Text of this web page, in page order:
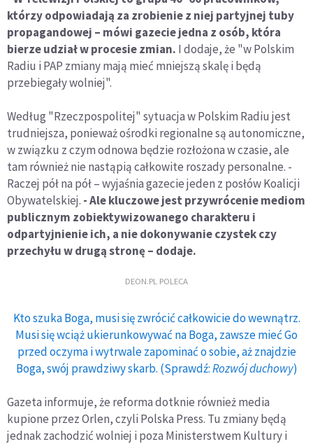
którzy odpowiadają za zrobienie z niej partyjnej tuby
propagandowej – mówi gazecie jedna z osób, która
bierze udział w procesie zmian. I dodaje, że "w Polskim
Radiu i PAP zmiany mają mieć mniejszą skalę i będą
przebiegały wolniej".
Według "Rzeczpospolitej" sytuacja w Polskim Radiu jest
trudniejsza, ponieważ ośrodki regionalne są autonomiczne,
w związku z czym odnowa będzie rozłożona w czasie, ale
tam również nie nastąpią całkowite roszady personalne. -
Raczej pół na pół – wyjaśnia gazecie jeden z posłów Koalicji
Obywatelskiej. - Ale kluczowe jest przywrócenie mediom
publicznym zobiektywizowanego charakteru i
odpartyjnienie ich, a nie dokonywanie czystek czy
przechyłu w drugą stronę – dodaje.
DEON.PL POLECA
Kto szuka Boga, musi się zwrócić całkowicie do wewnątrz.
Musi się wciąż ukierunkowywać na Boga, zawsze mieć Go
przed oczyma i wytrwale zapominać o sobie, aż znajdzie
Boga, swój prawdziwy skarb. (Sprawdź:Rozwój duchowy)
Gazeta informuje, że reforma dotknie również media
kupione przez Orlen, czyli Polska Press. Tu zmiany będą
jednak zachodzić wolniej i poza Ministerstwem Kultury i